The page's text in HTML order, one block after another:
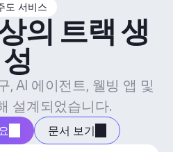
도 서비스
의 트랙 생
성
, AI 에이전트, 웰빙 앱 및
설계되었습니다.
문서 보기